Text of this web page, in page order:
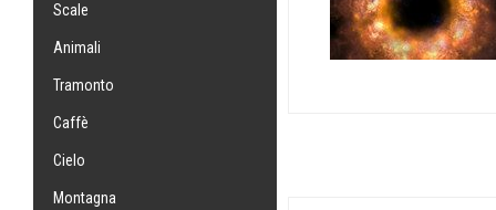
Scale
Animali
Tramonto
Caffè
Cielo
Montagna